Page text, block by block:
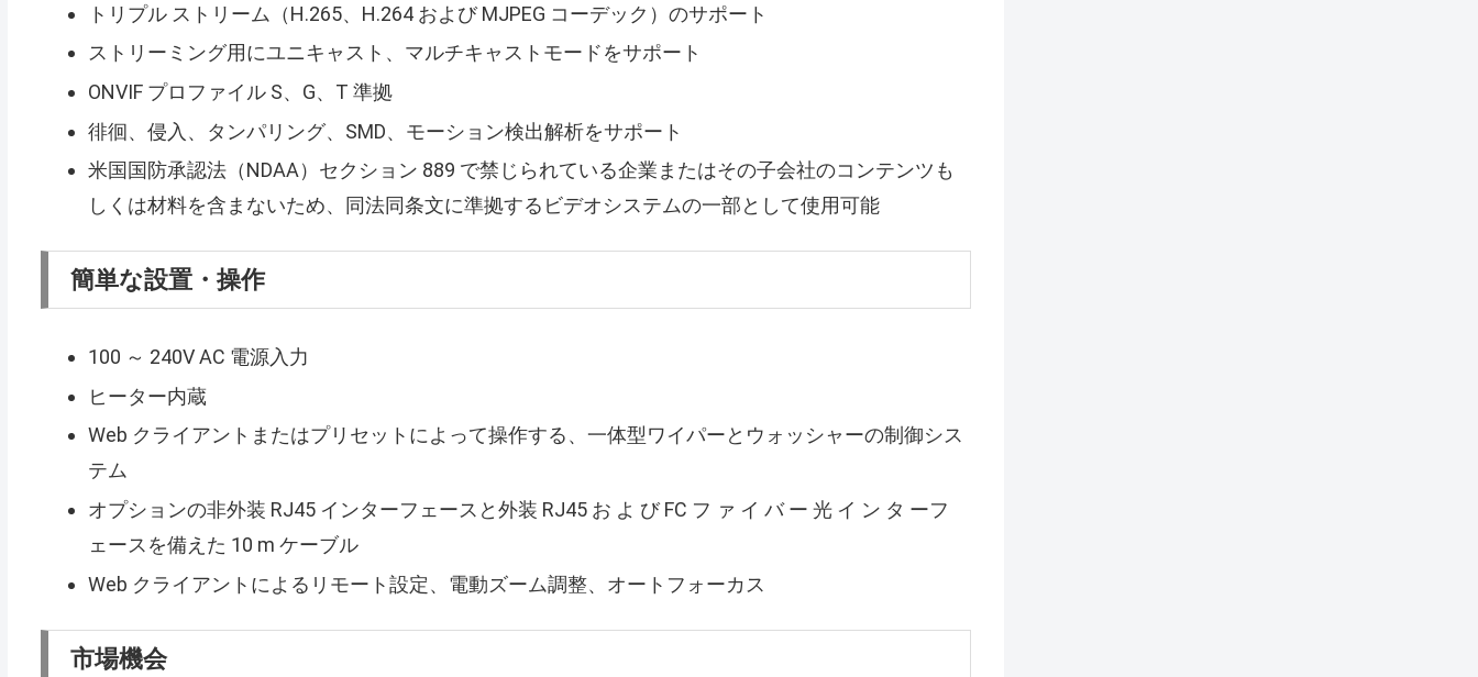
トリプル ストリーム（H.265、H.264 および MJPEG コーデック）のサポート
ストリーミング用にユニキャスト、マルチキャストモードをサポート
ONVIF プロファイル S、G、T 準拠
徘徊、侵入、タンパリング、SMD、モーション検出解析をサポート
米国国防承認法（NDAA）セクション 889 で禁じられている企業またはその子会社のコンテンツも
しくは材料を含まないため、同法同条文に準拠するビデオシステムの一部として使用可能
簡単な設置・操作
100 ～ 240V AC 電源入力
ヒーター内蔵
Web クライアントまたはプリセットによって操作する、一体型ワイパーとウォッシャーの制御シス
テム
オプションの非外装 RJ45 インターフェースと外装 RJ45 お よ び FC フ ァ イ バ ー 光 イ ン タ ーフ
ェースを備えた 10 m ケーブル
Web クライアントによるリモート設定、電動ズーム調整、オートフォーカス
市場機会